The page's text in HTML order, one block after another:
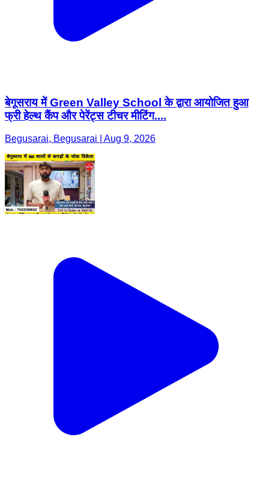
बेगूसराय में Green Valley School के द्वारा आयोजित हुआ
फ्री हेल्थ कैंप और पेरेंट्स टीचर मीटिंग....
Begusarai, Begusarai | Aug 9, 2026